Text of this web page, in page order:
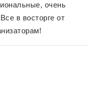
очень
в восторге от